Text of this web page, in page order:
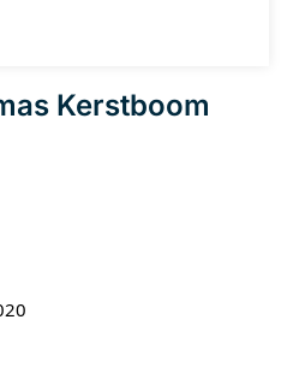
Kerstboom